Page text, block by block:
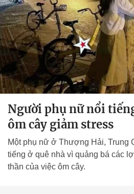
Người phụ nữ nổi
ôm cây giảm stress
Một phụ nữ ở Thượng Hải, Trung
tiếng ở quê nhà vì quảng bá các
thần của việc ôm cây.